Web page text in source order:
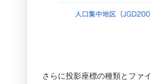
さらに投影座標の種類とファ